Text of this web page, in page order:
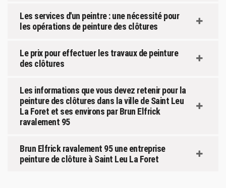
Les services d'un peintre : une nécessité pour
les opérations de peinture des clôtures
Le prix pour effectuer les travaux de peinture
des clôtures
Les informations que vous devez retenir pour la
peinture des clôtures dans la ville de Saint Leu
La Foret et ses environs par Brun Elfrick
ravalement 95
Brun Elfrick ravalement 95 une entreprise
peinture de clôture à Saint Leu La Foret